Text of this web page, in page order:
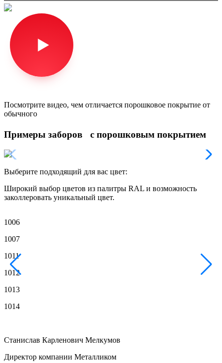
Посмотрите видео, чем отличается порошковое покрытие от
обычного
Примеры заборов с порошковым покрытием
Выберите подходящий для вас цвет:
Широкий выбор цветов из палитры RAL и возможность
заколлеровать уникальный цвет.
1006
1007
1011
1012
1013
1014
Станислав Карленович Мелкумов
Директор компании Металликом